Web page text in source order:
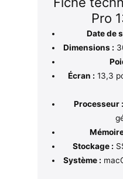
Pro
Date de
Dimensions :
Écran : 13,3
Processeur :
Stockage :
Système :